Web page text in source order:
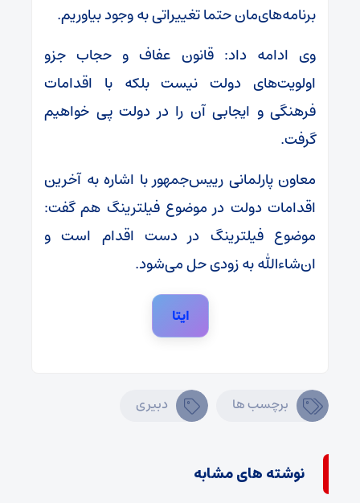
برنامه‌های‌مان حتما تغییراتی به وجود بیاوریم.
وی ادامه داد: قانون عفاف و حجاب جزو
اولویت‌های دولت نیست بلکه با اقدامات
فرهنگی و ایجابی آن را در دولت پی خواهیم
گرفت.
معاون پارلمانی رییس‌جمهور با اشاره به آخرین
اقدامات دولت در موضوع فیلترینگ هم گفت:
موضوع فیلترینگ در دست اقدام است و
ان‌شاءالله به زودی حل می‌شود.
ایتا
برچسب ها دبیری
نوشته های مشابه